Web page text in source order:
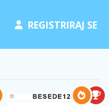
REGISTRIRAJ SE